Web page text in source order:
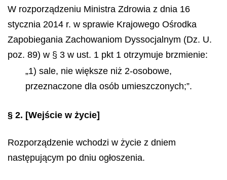
W rozporządzeniu Ministra Zdrowia z dnia 16
stycznia 2014 r. w sprawie Krajowego Ośrodka
Zapobiegania Zachowaniom Dyssocjalnym (Dz. U.
poz. 89) w § 3 w ust. 1 pkt 1 otrzymuje brzmienie:
„1) sale, nie większe niż 2-osobowe,
przeznaczone dla osób umieszczonych;”.
§ 2. [Wejście w życie]
Rozporządzenie wchodzi w życie z dniem
następującym po dniu ogłoszenia.